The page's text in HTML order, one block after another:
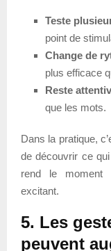
Teste
point de
Change de
plus efficace
Reste
que les mots.
Dans la pratique,
de découvrir ce
rend le moment
excitant.
5. Les
peuvent